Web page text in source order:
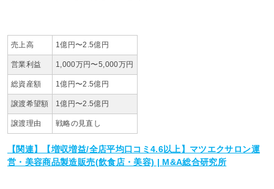
売上高 1億円〜2.5億円
営業利益 1,000万円〜5,000万円
総資産額 1億円〜2.5億円
譲渡希望額 1億円〜2.5億円
譲渡理由 戦略の見直し
【関連】【増収増益/全店平均口コミ4.6以上】マツエクサロン運
営・美容商品製造販売(飲食店・美容) | M&A総合研究所